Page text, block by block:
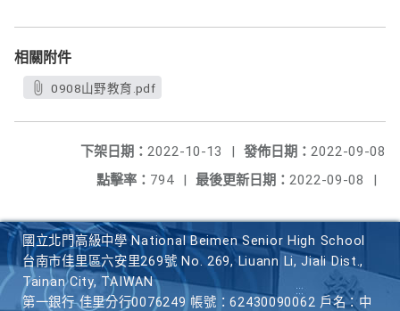
相關附件
0908山野教育.pdf
發佈日期： 2022-09-08
下架日期： 2022-10-13
|
最後更新日期： 2022-09-08 |
點擊率： 794 |
國立北門高級中學 National Beimen Senior High School
台南市佳里區六安里269號 No. 269, Liuann Li, Jiali Dist.,
Tainan City, TAIWAN
第一銀行 佳里分行0076249 帳號：62430090062 戶名：中